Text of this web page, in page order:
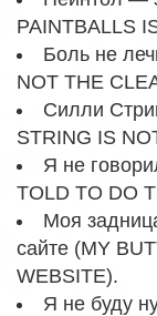
PAINTBALLS
Боль не
NOT THE
Силли
STRING IS
Я не
TOLD TO DO
Моя
сайте (MY
WEBSITE).
Я не буду